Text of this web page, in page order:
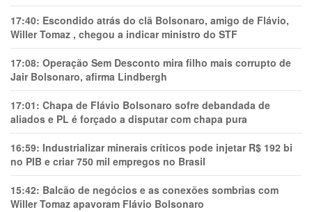
17:40: Escondido atrás do clã Bolsonaro, amigo de Flávio,
Willer Tomaz , chegou a indicar ministro do STF
17:08: Operação Sem Desconto mira filho mais corrupto de
Jair Bolsonaro, afirma Lindbergh
17:01: Chapa de Flávio Bolsonaro sofre debandada de
aliados e PL é forçado a disputar com chapa pura
16:59: Industrializar minerais críticos pode injetar R$ 192 bi
no PIB e criar 750 mil empregos no Brasil
15:42: Balcão de negócios e as conexões sombrias com
Willer Tomaz apavoram Flávio Bolsonaro